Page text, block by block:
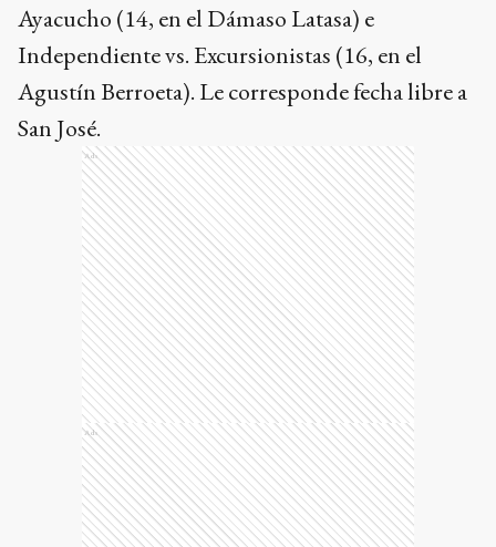
Ayacucho (14, en el Dámaso Latasa) e
Independiente vs. Excursionistas (16, en el
Agustín Berroeta). Le corresponde fecha libre a
San José.
Ads
Ads